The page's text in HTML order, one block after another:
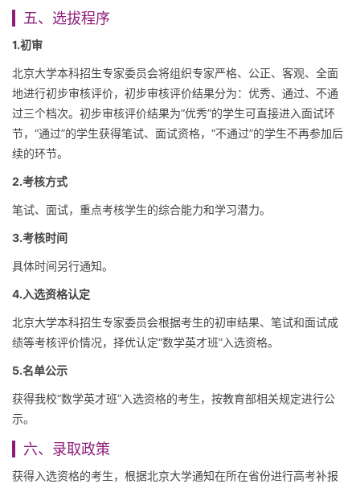
五、选拔程序
1.初审
北京大学本科招生专家委员会将组织专家严格、公正、客观、全面
地进行初步审核评价，初步审核评价结果分为：优秀、通过、不通
过三个档次。初步审核评价结果为“优秀”的学生可直接进入面试环
节，“通过”的学生获得笔试、面试资格，“不通过”的学生不再参加后
续的环节。
2.考核方式
笔试、面试，重点考核学生的综合能力和学习潜力。
3.考核时间
具体时间另行通知。
4.入选资格认定
北京大学本科招生专家委员会根据考生的初审结果、笔试和面试成
绩等考核评价情况，择优认定“数学英才班”入选资格。
5.名单公示
获得我校“数学英才班”入选资格的考生，按教育部相关规定进行公
示。
六、录取政策
获得入选资格的考生，根据北京大学通知在所在省份进行高考补报